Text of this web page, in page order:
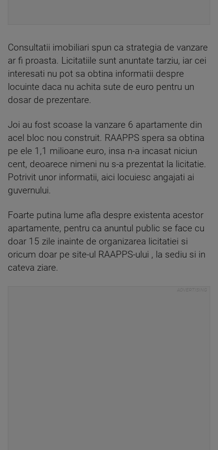
Consultatii imobiliari spun ca strategia de vanzare
ar fi proasta. Licitatiile sunt anuntate tarziu, iar cei
interesati nu pot sa obtina informatii despre
locuinte daca nu achita sute de euro pentru un
dosar de prezentare.
Joi au fost scoase la vanzare 6 apartamente din
acel bloc nou construit. RAAPPS spera sa obtina
pe ele 1,1 milioane euro, insa n-a incasat niciun
cent, deoarece nimeni nu s-a prezentat la licitatie.
Potrivit unor informatii, aici locuiesc angajati ai
guvernului.
Foarte putina lume afla despre existenta acestor
apartamente, pentru ca anuntul public se face cu
doar 15 zile inainte de organizarea licitatiei si
oricum doar pe site-ul RAAPPS-ului , la sediu si in
cateva ziare.